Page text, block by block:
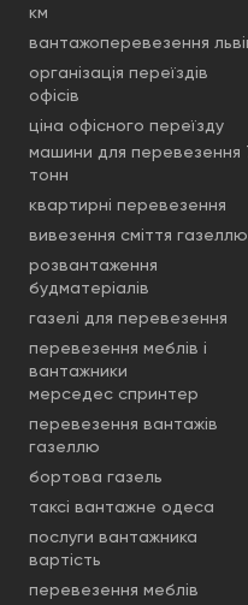
км
вантажоперевезення
організація переїздів
офісів
ціна офісного переїзду
машини для перевезення
тонн
квартирні перевезення
вивезення сміття газеллю
розвантаження
будматеріалів
газелі для перевезення
перевезення меблів і
вантажники
мерседес спринтер
перевезення вантажів
газеллю
бортова газель
таксі вантажне одеса
послуги вантажника
вартість
перевезення меблів